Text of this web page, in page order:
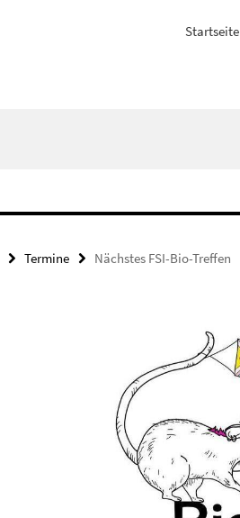
Startseite
Termine Nächstes FSI-Bio-Treffen